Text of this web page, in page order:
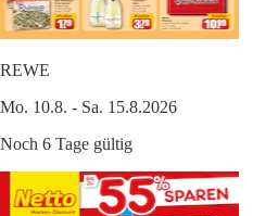
REWE
Mo. 10.8. - Sa. 15.8.2026
Noch 6 Tage gültig